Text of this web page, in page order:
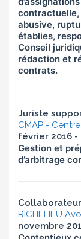
abusive,
établies,
Conseil
rédaction et
contrats.
Juriste
CMAP -
février 2016 -
Gestion et
d’arbitrage
RICHELIEU
novembre